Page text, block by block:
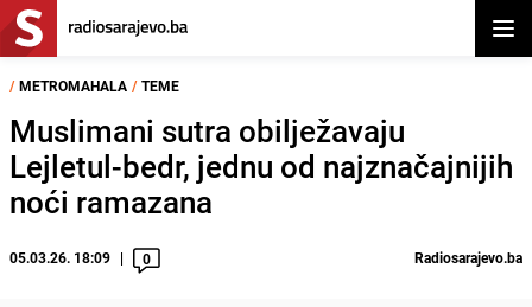
/ METROMAHALA / TEME
Muslimani sutra obilježavaju
Lejletul-bedr, jednu od najznačajnijih
noći ramazana
05.03.26. 18:09 0 Radiosarajevo.ba